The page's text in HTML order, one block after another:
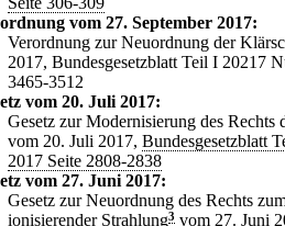
vom 27. September 2017:
Verordnung zur Neuordnung der
2017, Bundesgesetzblatt Teil I 20217
3465-3512
vom 20. Juli 2017:
Gesetz zur Modernisierung des
vom 20. Juli 2017, Bundesgesetzblatt
2017 Seite 2808-2838
vom 27. Juni 2017:
Gesetz zur Neuordnung des Rechts
ionisierender Strahlung3 vom 27. Juni